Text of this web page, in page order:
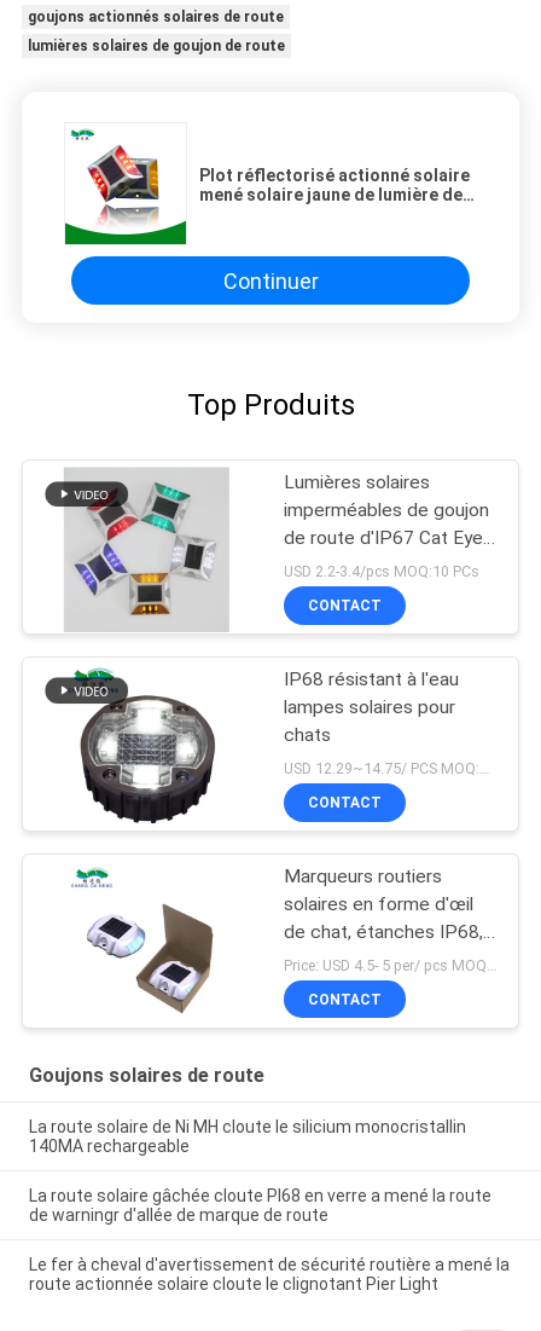
goujons actionnés solaires de route
lumières solaires de goujon de route
Plot réflectorisé actionné solaire
mené solaire jaune de lumière de
Continuer
Top Produits
Lumières solaires
imperméables de goujon
de route d'IP67 Cat Eye
Road Stud Outdoor
USD 2.2-3.4/pcs MOQ:10 PCs
CONTACT
IP68 résistant à l'eau
lampes solaires pour
chats
CONTACT
Marqueurs routiers
solaires en forme d'œil
de chat, étanches IP68,
deux modes
CONTACT
Goujons solaires de route
La route solaire de Ni MH cloute le silicium monocristallin
140MA rechargeable
La route solaire gâchée cloute PI68 en verre a mené la route
de warningr d'allée de marque de route
Le fer à cheval d'avertissement de sécurité routière a mené la
route actionnée solaire cloute le clignotant Pier Light